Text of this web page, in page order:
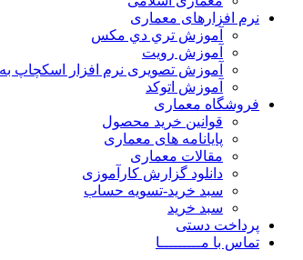
نرم افزارهای معماری
آﻣﻮزش ﺗﺮي دي ﻣﮑﺲ
آموزش رویت
آموزش تصویری نرم افزار اسکچاپ
آموزش اتوکد
فروشگاه معماری
قوانین خرید محصول
پایانامه های معماری
مقالات معماری
دانلود گزارش کارآموزی
سبد خرید-تسویه حساب
سبد خرید
پرداخت دستی
تماس با مـــــــــا